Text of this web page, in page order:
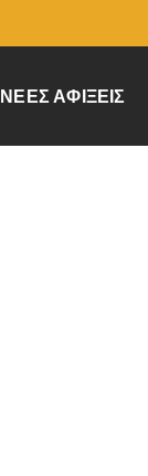
ΝΈΕΣ ΑΦΊΞΕΙΣ